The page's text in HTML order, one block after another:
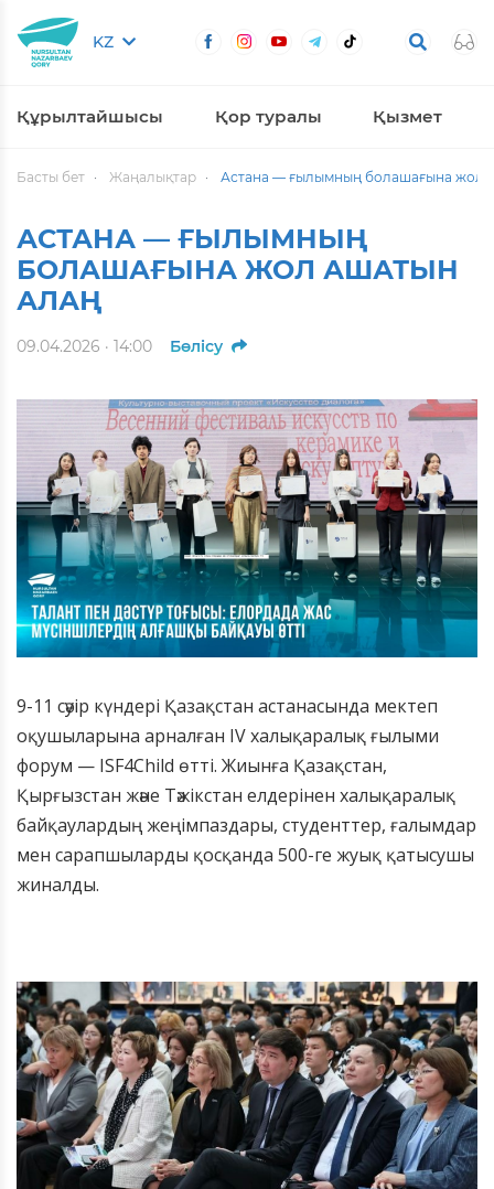
KZ
Құрылтайшысы Қор туралы Қызмет
Басты бет Жаңалықтар Астана — ғылымның болашағына жол
АСТАНА — ҒЫЛЫМНЫҢ
БОЛАШАҒЫНА ЖОЛ АШАТЫН
АЛАҢ
09.04.2026 · 14:00 Бөлісу
9-11 сәуір күндері Қазақстан астанасында мектеп
оқушыларына арналған IV халықаралық ғылыми
форум — ISF4Child өтті. Жиынға Қазақстан,
Қырғызстан және Тәжікстан елдерінен халықаралық
байқаулардың жеңімпаздары, студенттер, ғалымдар
мен сарапшыларды қосқанда 500-ге жуық қатысушы
жиналды.